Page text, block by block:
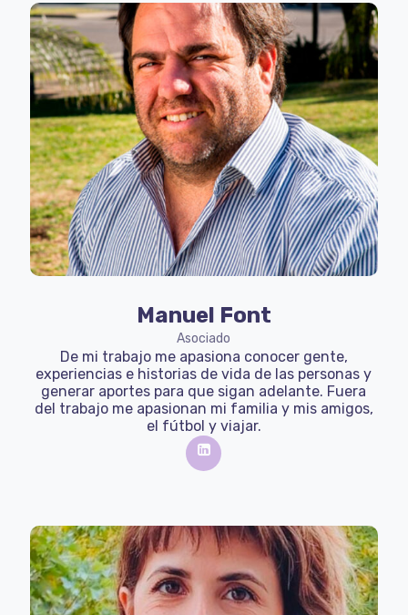
Manuel Font
Asociado
De mi trabajo me apasiona conocer gente,
experiencias e historias de vida de las personas y
generar aportes para que sigan adelante. Fuera
del trabajo me apasionan mi familia y mis amigos,
el fútbol y viajar.